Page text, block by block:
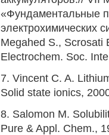
«Фундаментальные
электрохимических
Megahed S., Scrosati
Electrochem. Soc.
7. Vincent C. A.
Solid state ionics,
8. Salomon M.
Pure & Appl. Chem.,